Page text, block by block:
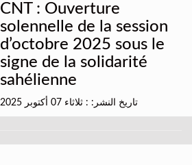
CNT : Ouverture
solennelle de la session
d’octobre 2025 sous le
signe de la solidarité
sahélienne
تاريخ النشر: : ثلاثاء 07 أكتوبر 2025